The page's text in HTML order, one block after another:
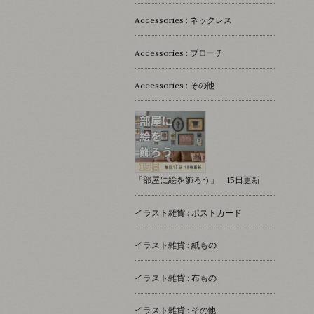
Accessories : ネックレス
Accessories : ブローチ
Accessories : その他
「部屋に絵を飾ろう」 15日更新
イラスト雑貨 : ポストカード
イラスト雑貨 : 紙もの
イラスト雑貨 : 布もの
イラスト雑貨 : その他